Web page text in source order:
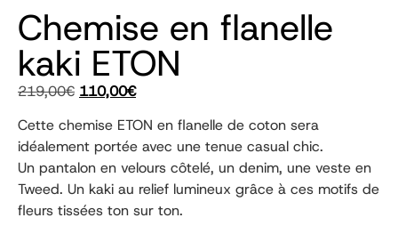
Chemise en flanelle
kaki ETON
219,00€ 110,00€
Cette chemise ETON en flanelle de coton sera
idéalement portée avec une tenue casual chic.
Un pantalon en velours côtelé, un denim, une veste en
Tweed. Un kaki au relief lumineux grâce à ces motifs de
fleurs tissées ton sur ton.